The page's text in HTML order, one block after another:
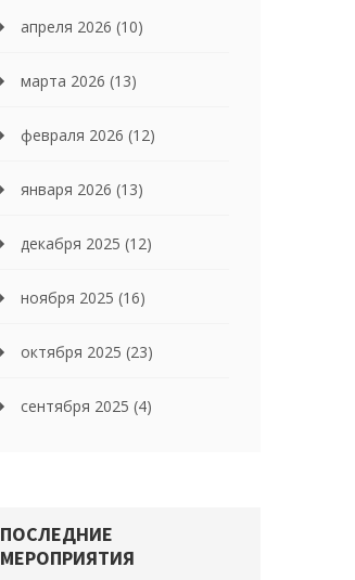
апреля 2026 (10)
марта 2026 (13)
февраля 2026 (12)
января 2026 (13)
декабря 2025 (12)
ноября 2025 (16)
октября 2025 (23)
сентября 2025 (4)
ПОСЛЕДНИЕ
МЕРОПРИЯТИЯ